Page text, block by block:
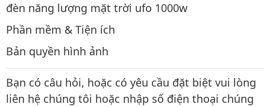
đèn năng lượng mặt trời ufo 1000w
Phần mềm & Tiện ích
Bản quyền hình ảnh
Bạn có câu hỏi, hoặc có yêu cầu đặt biệt vui lòng
liên hệ chúng tôi hoặc nhập số điện thoại chúng